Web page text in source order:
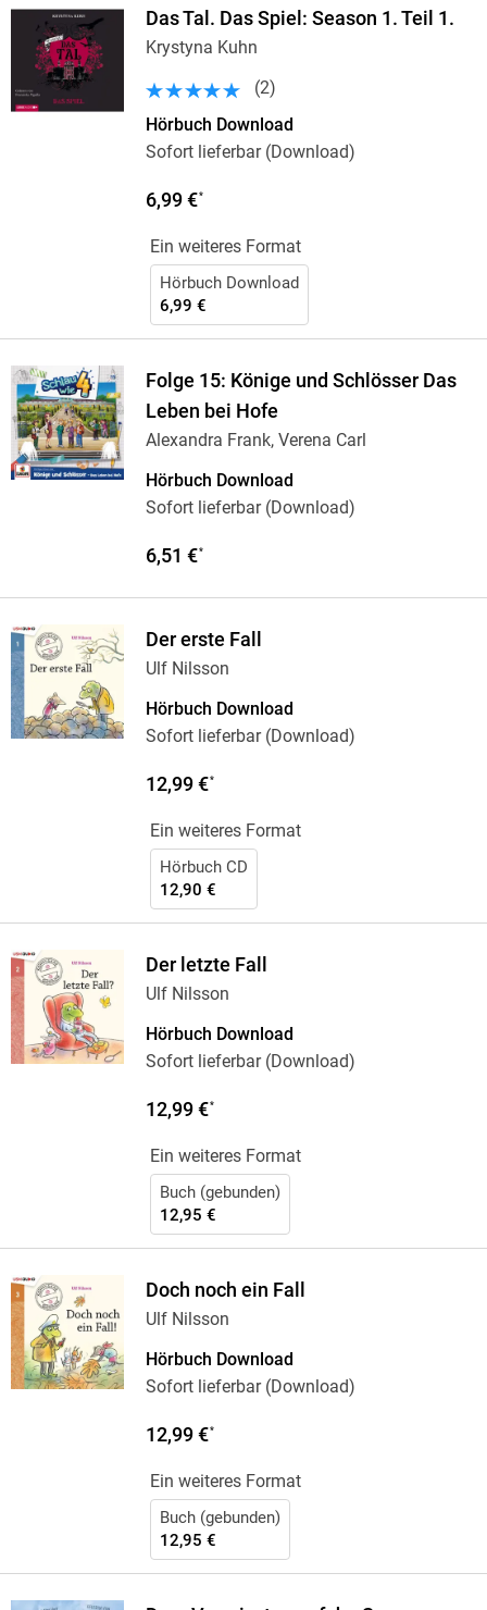
Das Tal. Das Spiel: Season 1. Teil 1.
Krystyna Kuhn
(2)
Hörbuch Download
Sofort lieferbar (Download)
6,99 €*
Ein weiteres Format
Hörbuch Download
6,99 €
Folge 15: Könige und Schlösser Das
Leben bei Hofe
Alexandra Frank, Verena Carl
Hörbuch Download
Sofort lieferbar (Download)
6,51 €*
Der erste Fall
Ulf Nilsson
Hörbuch Download
Sofort lieferbar (Download)
12,99 €*
Ein weiteres Format
Hörbuch CD
12,90 €
Der letzte Fall
Ulf Nilsson
Hörbuch Download
Sofort lieferbar (Download)
12,99 €*
Ein weiteres Format
Buch (gebunden)
12,95 €
Doch noch ein Fall
Ulf Nilsson
Hörbuch Download
Sofort lieferbar (Download)
12,99 €*
Ein weiteres Format
Buch (gebunden)
12,95 €